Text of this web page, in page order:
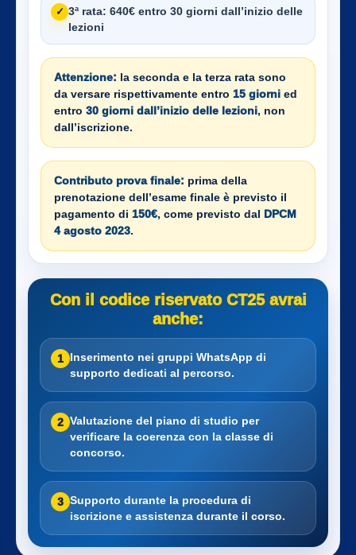
✓ 3ª rata: 640€ entro 30 giorni dall’inizio delle
lezioni
Attenzione: la seconda e la terza rata sono
da versare rispettivamente entro 15 giorni ed
entro 30 giorni dall’inizio delle lezioni, non
dall’iscrizione.
Contributo prova finale: prima della
prenotazione dell’esame finale è previsto il
pagamento di 150€, come previsto dal DPCM
4 agosto 2023.
Con il codice riservato CT25 avrai
anche:
1 Inserimento nei gruppi WhatsApp di
supporto dedicati al percorso.
2 Valutazione del piano di studio per
verificare la coerenza con la classe di
concorso.
3 Supporto durante la procedura di
iscrizione e assistenza durante il corso.